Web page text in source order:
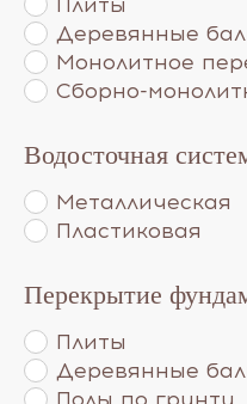
Деревянные
Монолитное
Сборно-
Водосточная
Металлическая
Пластиковая
Перекрытие
Плиты
Деревянные